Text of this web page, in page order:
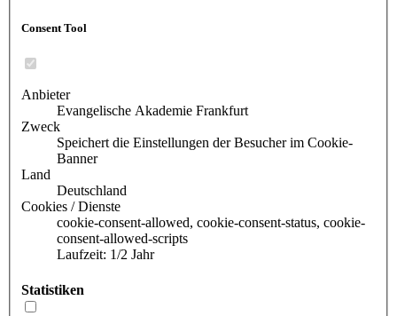
Consent Tool
Anbieter
Evangelische Akademie Frankfurt
Zweck
Speichert die Einstellungen der Besucher im Cookie-
Banner
Land
Deutschland
Cookies / Dienste
cookie-consent-allowed, cookie-consent-status, cookie-
consent-allowed-scripts
Laufzeit: 1/2 Jahr
Statistiken